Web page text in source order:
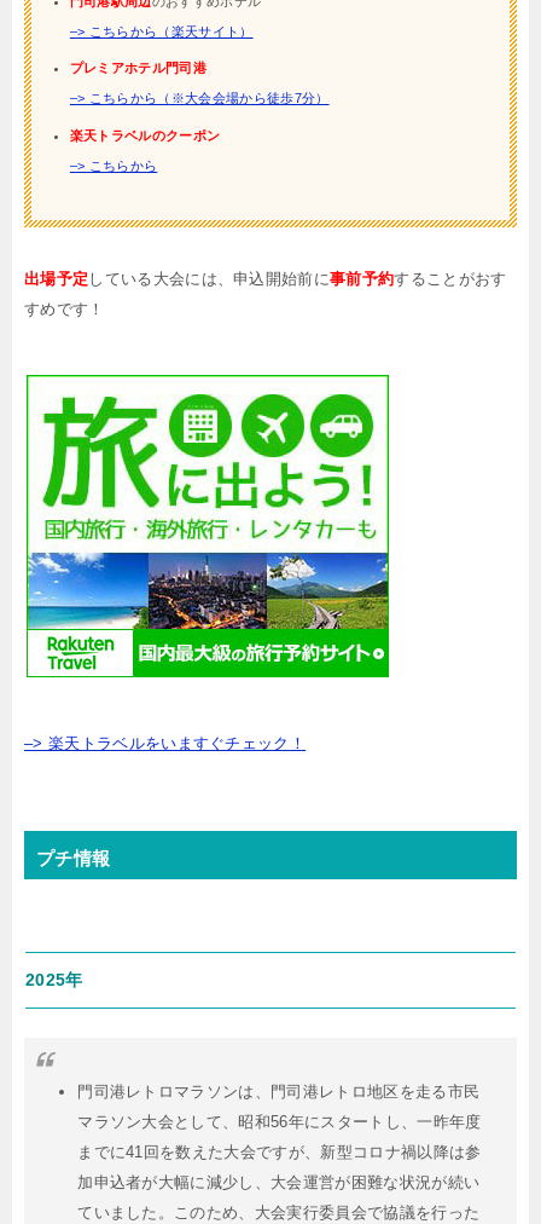
–> こちらから（楽天サイト）
プレミアホテル門司港
–> こちらから（※大会会場から徒歩7分）
楽天トラベルのクーポン
–> こちらから
出場予定 している大会には、申込開始前に事前予約することがおす
すめです！
–> 楽天トラベルをいますぐチェック！
プチ情報
2025年
門司港レトロマラソンは、門司港レトロ地区を走る市民
マラソン大会として、昭和56年にスタートし、一昨年度
までに41回を数えた大会ですが、新型コロナ禍以降は参
加申込者が大幅に減少し、大会運営が困難な状況が続い
ていました。このため、大会実行委員会で協議を行った